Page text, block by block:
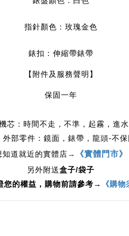
指針顏色：玫瑰金色
錶扣：伸縮帶錶帶
【附件及服務聲明】
保固一年
：時間不走，不準，起霧，進
部零件：鏡面，錶帶，龍頭-不保
知道就近的實體店 →
《實體門市》
另外附送盒子/袋子
您的權益，購物前請參考→
《購物